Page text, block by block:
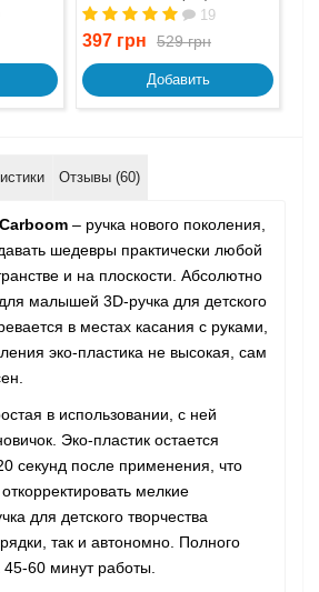
19
397 грн 529 грн
Добавить
Отзывы (60)
– ручка нового поколения,
шедевры практически любой
и на плоскости. Абсолютно
малышей 3D-ручка для детского
в местах касания с руками,
эко-пластика не высокая, сам
в использовании, с ней
Эко-пластик остается
секунд после применения, что
мелкие
для детского творчества
так и автономно. Полного
45-60 минут работы.